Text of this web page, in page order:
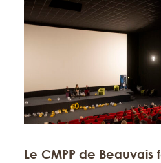
Le CMPP de Beauvais